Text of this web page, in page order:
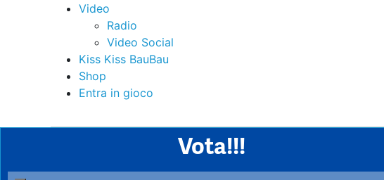
Video
Radio
Video Social
Kiss Kiss BauBau
Shop
Entra in gioco
Vota!!!